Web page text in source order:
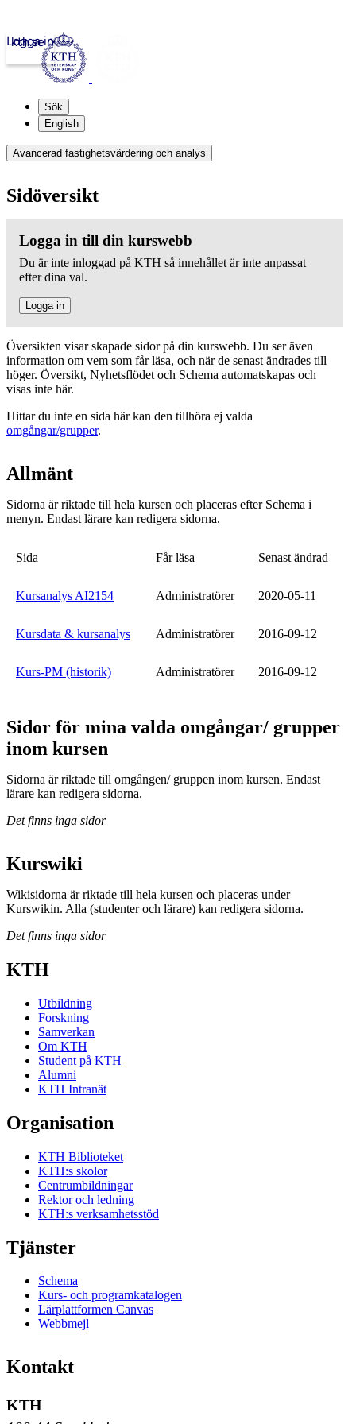
kth.se
Logga in
Sök
English
Avancerad fastighetsvärdering och analys
Sidöversikt
Logga in till din kurswebb
Du är inte inloggad på KTH så innehållet är inte anpassat
efter dina val.
Logga in
Översikten visar skapade sidor på din kurswebb. Du ser även
information om vem som får läsa, och när de senast ändrades till
höger. Översikt, Nyhetsflödet och Schema automatskapas och
visas inte här.
Hittar du inte en sida här kan den tillhöra ej valda
omgångar/grupper.
Allmänt
Sidorna är riktade till hela kursen och placeras efter Schema i
menyn. Endast lärare kan redigera sidorna.
Sida Får läsa Senast ändrad
Kursanalys AI2154 Administratörer 2020-05-11
Kursdata & kursanalys Administratörer 2016-09-12
Kurs-PM (historik) Administratörer 2016-09-12
Sidor för mina valda omgångar/ grupper
inom kursen
Sidorna är riktade till omgången/ gruppen inom kursen. Endast
lärare kan redigera sidorna.
Det finns inga sidor
Kurswiki
Wikisidorna är riktade till hela kursen och placeras under
Kurswikin. Alla (studenter och lärare) kan redigera sidorna.
Det finns inga sidor
KTH
Utbildning
Forskning
Samverkan
Om KTH
Student på KTH
Alumni
KTH Intranät
Organisation
KTH Biblioteket
KTH:s skolor
Centrumbildningar
Rektor och ledning
KTH:s verksamhetsstöd
Tjänster
Schema
Kurs- och programkatalogen
Lärplattformen Canvas
Webbmejl
Kontakt
KTH